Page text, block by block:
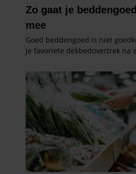
partners kunnen deze gegevens
informatie die u aan ze heeft
verzameld op basis van uw
gaat akkoord met onze cookies